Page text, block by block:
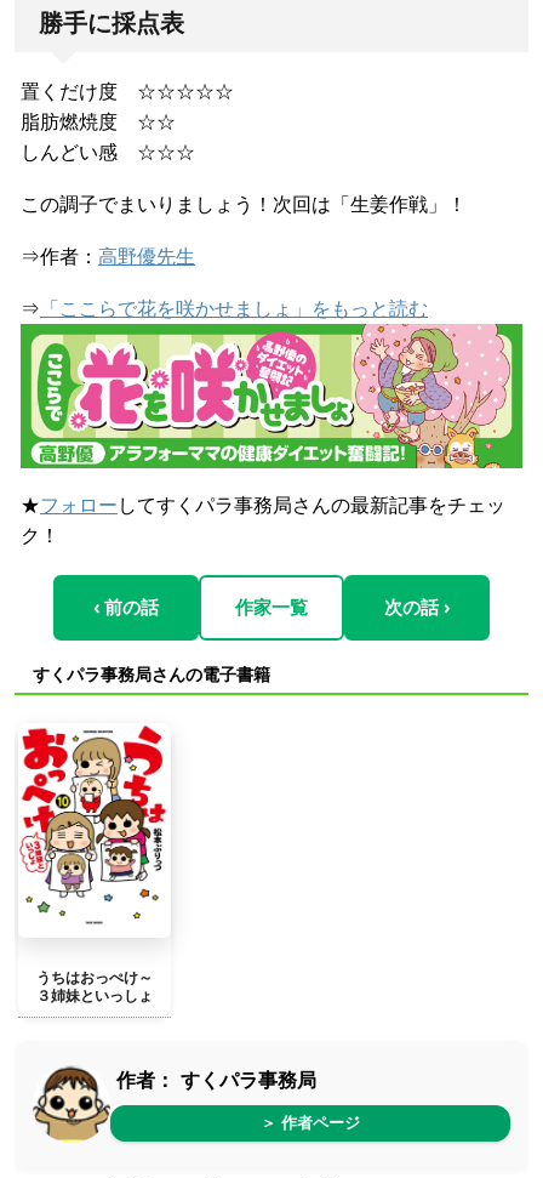
勝手に採点表
置くだけ度 ☆☆☆☆☆
脂肪燃焼度 ☆☆
しんどい感 ☆☆☆
この調子でまいりましょう！次回は「生姜作戦」！
⇒作者： 高野優先生
⇒ 「ここらで花を咲かせましょ」をもっと読む
★フォロー してすくパラ事務局さんの最新記事をチェッ
ク！
‹ 前の話 作家一覧 次の話 ›
すくパラ事務局さんの電子書籍
うちはおっぺけ～
３姉妹といっしょ
作者： すくパラ事務局
＞ 作者ページ